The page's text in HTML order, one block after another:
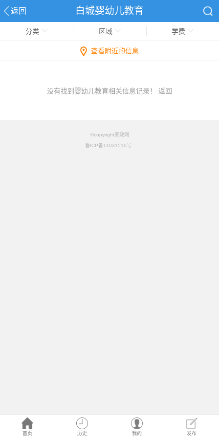
返回 白城婴幼儿教育
首页 历史 我的 发布
分类 区域 学费
查看附近的信息
没有找到婴幼儿教育相关信息记录！ 返回
©copyright家政网
鲁ICP备11031510号